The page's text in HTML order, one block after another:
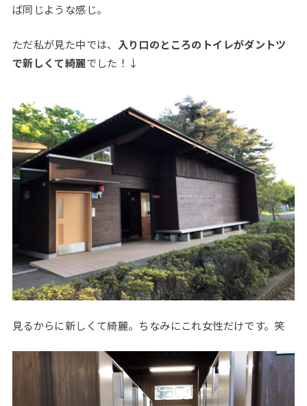
ば同じような感じ。
ただ私が見た中では、
入り口のところのトイレがダントツ
で新しくて綺麗でした！↓
見るからに新しくて綺麗。ちなみにこれ女性だけです。笑